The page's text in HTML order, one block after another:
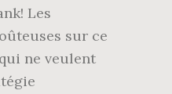
Les
sur ce
ne veulent